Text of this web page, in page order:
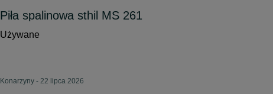
Piła spalinowa sthil MS 261
Używane
Konarzyny - 22 lipca 2026